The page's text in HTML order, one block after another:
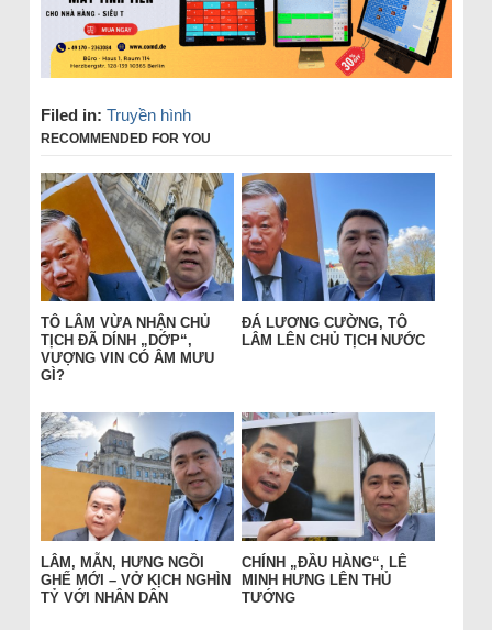
Filed in: Truyền hình
RECOMMENDED FOR YOU
TÔ LÂM VỪA NHẬN CHỦ
TỊCH ĐÃ DÍNH „DỚP“,
VƯỢNG VIN CÓ ÂM MƯU
GÌ?
ĐÁ LƯƠNG CƯỜNG, TÔ
LÂM LÊN CHỦ TỊCH NƯỚC
LÂM, MẪN, HƯNG NGỒI
GHẾ MỚI – VỞ KỊCH NGHÌN
TỶ VỚI NHÂN DÂN
CHÍNH „ĐẦU HÀNG“, LÊ
MINH HƯNG LÊN THỦ
TƯỚNG